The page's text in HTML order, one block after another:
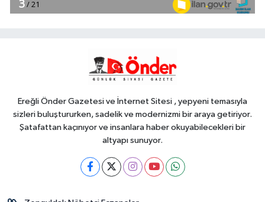
17:17
Harmancık'ta da yolları yeniliyor
Ereğli Önder Gazetesi ve İnternet Sitesi , yepyeni temasıyla
sizleri buluştururken, sadelik ve modernizmi bir araya getiriyor.
Şatafattan kaçınıyor ve insanlara haber okuyabilecekleri bir
altyapı sunuyor.